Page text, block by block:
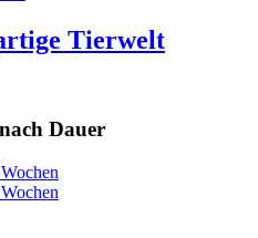
Tierwelt
Dauer